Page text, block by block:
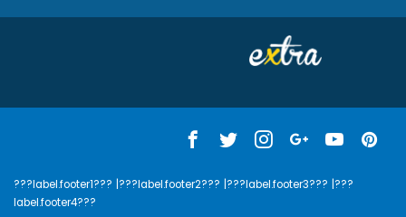
???label.footer1??? |???label.footer2??? |???label.footer3??? |???
label.footer4???